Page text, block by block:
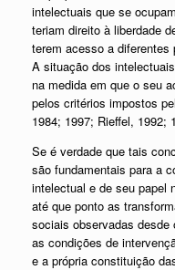
intelectuais que se
teriam direito à liberdade
terem acesso a diferentes
A situação dos
na medida em que o seu
pelos critérios impostos
1984; 1997; Rieffel, 1992;
Se é verdade que tais
são fundamentais para a
intelectual e de seu papel
até que ponto as
sociais observadas desde
as condições de
e a própria constituição